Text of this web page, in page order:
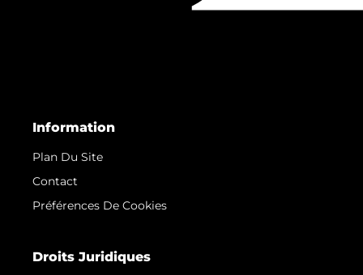
Information
Plan Du Site
Contact
Préférences De Cookies
Droits Juridiques